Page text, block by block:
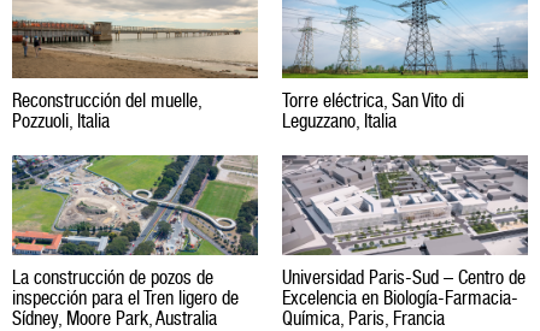
Reconstrucción del muelle,
Pozzuoli, Italia
Torre eléctrica, San Vito di
Leguzzano, Italia
La construcción de pozos de
inspección para el Tren ligero de
Sídney, Moore Park, Australia
Universidad Paris-Sud – Centro de
Excelencia en Biología-Farmacia-
Química, Paris, Francia